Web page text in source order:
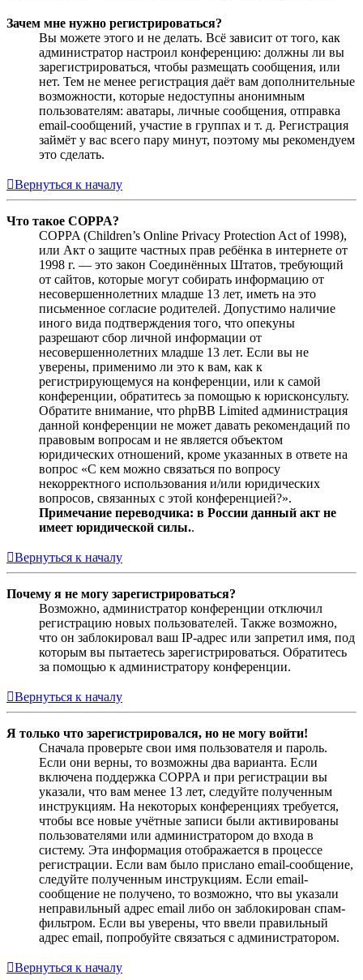
Зачем мне нужно регистрироваться?
Вы можете этого и не делать. Всё зависит от того, как
администратор настроил конференцию: должны ли вы
зарегистрироваться, чтобы размещать сообщения, или
нет. Тем не менее регистрация даёт вам дополнительные
возможности, которые недоступны анонимным
пользователям: аватары, личные сообщения, отправка
email-сообщений, участие в группах и т. д. Регистрация
займёт у вас всего пару минут, поэтому мы рекомендуем
это сделать.
Вернуться к началу
Что такое COPPA?
COPPA (Children’s Online Privacy Protection Act of 1998),
или Акт о защите частных прав ребёнка в интернете от
1998 г. — это закон Соединённых Штатов, требующий
от сайтов, которые могут собирать информацию от
несовершеннолетних младше 13 лет, иметь на это
письменное согласие родителей. Допустимо наличие
иного вида подтверждения того, что опекуны
разрешают сбор личной информации от
несовершеннолетних младше 13 лет. Если вы не
уверены, применимо ли это к вам, как к
регистрирующемуся на конференции, или к самой
конференции, обратитесь за помощью к юрисконсульту.
Обратите внимание, что phpBB Limited администрация
данной конференции не может давать рекомендаций по
правовым вопросам и не является объектом
юридических отношений, кроме указанных в ответе на
вопрос «С кем можно связаться по вопросу
некорректного использования и/или юридических
вопросов, связанных с этой конференцией?».
Примечание переводчика: в России данный акт не
имеет юридической силы..
Вернуться к началу
Почему я не могу зарегистрироваться?
Возможно, администратор конференции отключил
регистрацию новых пользователей. Также возможно,
что он заблокировал ваш IP-адрес или запретил имя, под
которым вы пытаетесь зарегистрироваться. Обратитесь
за помощью к администратору конференции.
Вернуться к началу
Я только что зарегистрировался, но не могу войти!
Сначала проверьте свои имя пользователя и пароль.
Если они верны, то возможны два варианта. Если
включена поддержка COPPA и при регистрации вы
указали, что вам менее 13 лет, следуйте полученным
инструкциям. На некоторых конференциях требуется,
чтобы все новые учётные записи были активированы
пользователями или администратором до входа в
систему. Эта информация отображается в процессе
регистрации. Если вам было прислано email-сообщение,
следуйте полученным инструкциям. Если email-
сообщение не получено, то возможно, что вы указали
неправильный адрес email либо он заблокирован спам-
фильтром. Если вы уверены, что ввели правильный
адрес email, попробуйте связаться с администратором.
Вернуться к началу